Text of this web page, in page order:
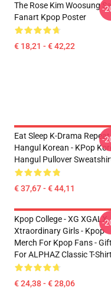
The Rose Kim Woosung
Fanart Kpop Poster
€ 18,21 - € 42,22
-
Eat Sleep K-Drama Repeat
Hangul Korean - KPop
Hangul Pullover
€ 37,67 - € 44,11
-
Kpop College - XG XGALX
Xtraordinary Girls - Kpop
Merch For Kpop Fans - Gift
For ALPHAZ Classic T-Shirt
€ 24,38 - € 28,06
-